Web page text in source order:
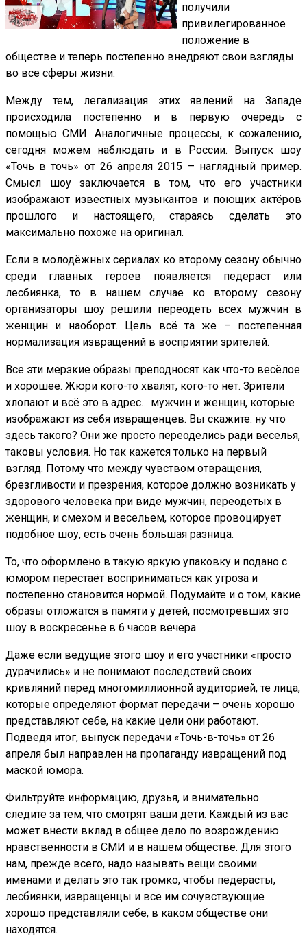
получили
привилегированное
положение в
обществе и теперь постепенно внедряют свои взгляды
во все сферы жизни.
Между тем, легализация этих явлений на Западе
происходила постепенно и в первую очередь с
помощью СМИ. Аналогичные процессы, к сожалению,
сегодня можем наблюдать и в России. Выпуск шоу
«Точь в точь» от 26 апреля 2015 – наглядный пример.
Смысл шоу заключается в том, что его участники
изображают известных музыкантов и поющих актёров
прошлого и настоящего, стараясь сделать это
максимально похоже на оригинал.
Если в молодёжных сериалах ко второму сезону обычно
среди главных героев появляется педераст или
лесбиянка, то в нашем случае ко второму сезону
организаторы шоу решили переодеть всех мужчин в
женщин и наоборот. Цель всё та же – постепенная
нормализация извращений в восприятии зрителей.
Все эти мерзкие образы преподносят как что-то весёлое
и хорошее. Жюри кого-то хвалят, кого-то нет. Зрители
хлопают и всё это в адрес… мужчин и женщин, которые
изображают из себя извращенцев. Вы скажите: ну что
здесь такого? Они же просто переоделись ради веселья,
таковы условия. Но так кажется только на первый
взгляд. Потому что между чувством отвращения,
брезгливости и презрения, которое должно возникать у
здорового человека при виде мужчин, переодетых в
женщин, и смехом и весельем, которое провоцирует
подобное шоу, есть очень большая разница.
То, что оформлено в такую яркую упаковку и подано с
юмором перестаёт восприниматься как угроза и
постепенно становится нормой. Подумайте и о том, какие
образы отложатся в памяти у детей, посмотревших это
шоу в воскресенье в 6 часов вечера.
Даже если ведущие этого шоу и его участники «просто
дурачились» и не понимают последствий своих
кривляний перед многомиллионной аудиторией, те лица,
которые определяют формат передачи – очень хорошо
представляют себе, на какие цели они работают.
Подведя итог, выпуск передачи «Точь-в-точь» от 26
апреля был направлен на пропаганду извращений под
маской юмора.
Фильтруйте информацию, друзья, и внимательно
следите за тем, что смотрят ваши дети. Каждый из вас
может внести вклад в общее дело по возрождению
нравственности в СМИ и в нашем обществе. Для этого
нам, прежде всего, надо называть вещи своими
именами и делать это так громко, чтобы педерасты,
лесбиянки, извращенцы и все им сочувствующие
хорошо представляли себе, в каком обществе они
находятся.